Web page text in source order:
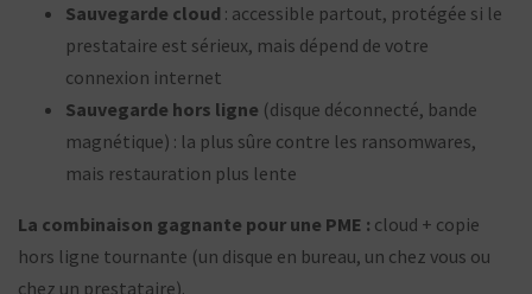
Sauvegarde cloud : accessible partout, protégée si le
prestataire est sérieux, mais dépend de votre
connexion internet
Sauvegarde hors ligne (disque déconnecté, bande
magnétique) : la plus sûre contre les ransomwares,
mais restauration plus lente
La combinaison gagnante pour une PME : cloud + copie
hors ligne tournante (un disque en bureau, un chez vous ou
chez un prestataire).